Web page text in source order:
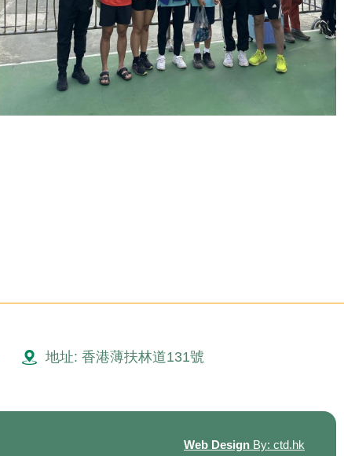
地址: 香港薄扶林道131號
Web Design By: ctd.hk